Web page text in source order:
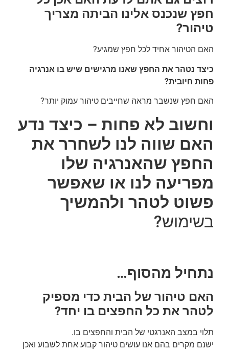
חפץ שנכנס אלינו הביתה מצריך
טיהור?
האם הטיהור אחיד לכל חפץ שמגיע?
כיצד נטהר את החפץ שאנו מרגישים שיש בו אנרגיה
פחות חיובית?
האם חפץ שנשבר מראה שחייבים טיהור עמוק יותר?
וחשוב לא פחות – כיצד נדע
האם שווה לנו לשחרר את
החפץ שהאנרגיה שלו
מפריעה לנו או שאפשר
פשוט לטהר ולהמשיך
בשימוש?
נתחיל מהסוף…
האם טיהור של הבית כדי מספיק
לטהר את כל החפצים בו יחד?
תלוי במצב האנרגטי של הבית והחפצים בו.
ישנם מקרים בהם אנו עושים טיהור קבוע אחת לשבוע ואכן